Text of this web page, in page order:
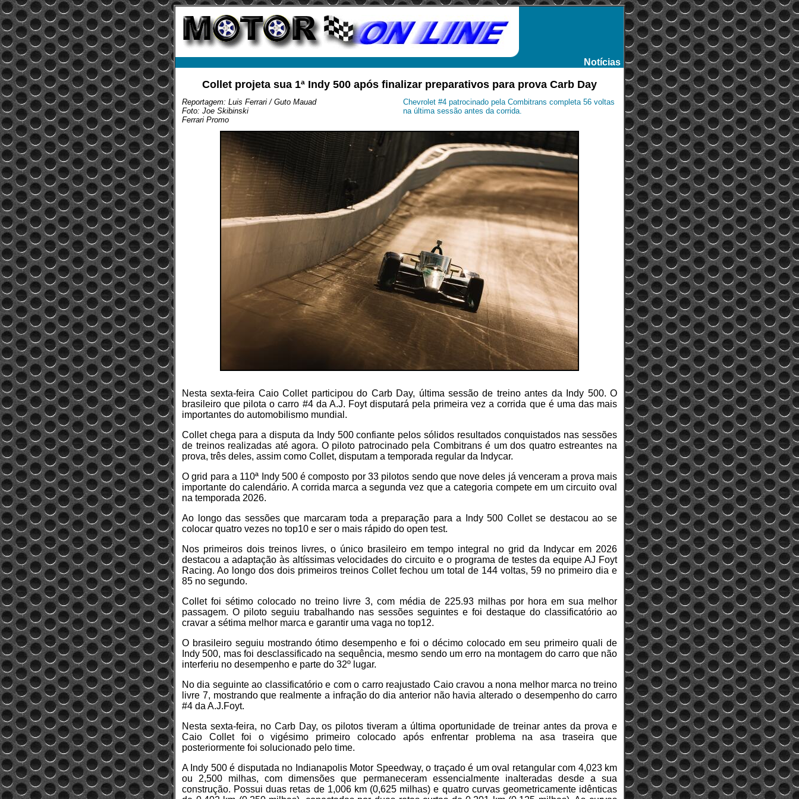
Notícias
Collet projeta sua 1ª Indy 500 após finalizar preparativos para prova Carb Day
Reportagem: Luis Ferrari / Guto Mauad
Foto: Joe Skibinski
Ferrari Promo
Chevrolet #4 patrocinado pela Combitrans completa 56 voltas
na última sessão antes da corrida.
Nesta sexta-feira Caio Collet participou do Carb Day, última sessão de treino antes da Indy 500. O
brasileiro que pilota o carro #4 da A.J. Foyt disputará pela primeira vez a corrida que é uma das mais
importantes do automobilismo mundial.
Collet chega para a disputa da Indy 500 confiante pelos sólidos resultados conquistados nas sessões
de treinos realizadas até agora. O piloto patrocinado pela Combitrans é um dos quatro estreantes na
prova, três deles, assim como Collet, disputam a temporada regular da Indycar.
O grid para a 110ª Indy 500 é composto por 33 pilotos sendo que nove deles já venceram a prova mais
importante do calendário. A corrida marca a segunda vez que a categoria compete em um circuito oval
na temporada 2026.
Ao longo das sessões que marcaram toda a preparação para a Indy 500 Collet se destacou ao se
colocar quatro vezes no top10 e ser o mais rápido do open test.
Nos primeiros dois treinos livres, o único brasileiro em tempo integral no grid da Indycar em 2026
destacou a adaptação às altíssimas velocidades do circuito e o programa de testes da equipe AJ Foyt
Racing. Ao longo dos dois primeiros treinos Collet fechou um total de 144 voltas, 59 no primeiro dia e
85 no segundo.
Collet foi sétimo colocado no treino livre 3, com média de 225.93 milhas por hora em sua melhor
passagem. O piloto seguiu trabalhando nas sessões seguintes e foi destaque do classificatório ao
cravar a sétima melhor marca e garantir uma vaga no top12.
O brasileiro seguiu mostrando ótimo desempenho e foi o décimo colocado em seu primeiro quali de
Indy 500, mas foi desclassificado na sequência, mesmo sendo um erro na montagem do carro que não
interferiu no desempenho e parte do 32º lugar.
No dia seguinte ao classificatório e com o carro reajustado Caio cravou a nona melhor marca no treino
livre 7, mostrando que realmente a infração do dia anterior não havia alterado o desempenho do carro
#4 da A.J.Foyt.
Nesta sexta-feira, no Carb Day, os pilotos tiveram a última oportunidade de treinar antes da prova e
Caio Collet foi o vigésimo primeiro colocado após enfrentar problema na asa traseira que
posteriormente foi solucionado pelo time.
A Indy 500 é disputada no Indianapolis Motor Speedway, o traçado é um oval retangular com 4,023 km
ou 2,500 milhas, com dimensões que permaneceram essencialmente inalteradas desde a sua
construção. Possui duas retas de 1,006 km (0,625 milhas) e quatro curvas geometricamente idênticas